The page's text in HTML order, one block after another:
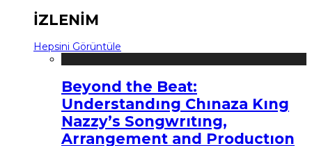
İZLENİM
Hepsini Görüntüle
Beyond the Beat:
Understandıng Chınaza Kıng
Nazzy’s Songwrıtıng,
Arrangement and Productıon